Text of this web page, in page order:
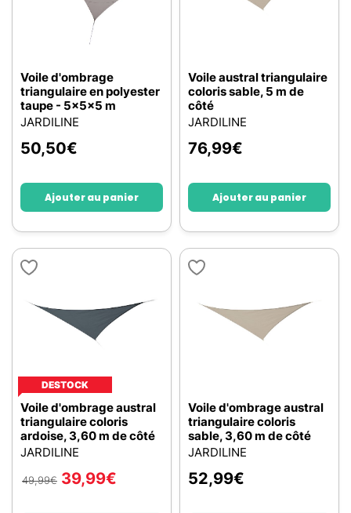
Voile d'ombrage
triangulaire en polyester
taupe - 5x5x5 m
JARDILINE
50,50€
Ajouter au panier
Voile austral triangulaire
coloris sable, 5 m de
côté
JARDILINE
76,99€
Ajouter au panier
DESTOCK
Voile d'ombrage austral
triangulaire coloris
ardoise, 3,60 m de côté
JARDILINE
49,99€ 39,99€
Voile d'ombrage austral
triangulaire coloris
sable, 3,60 m de côté
JARDILINE
52,99€